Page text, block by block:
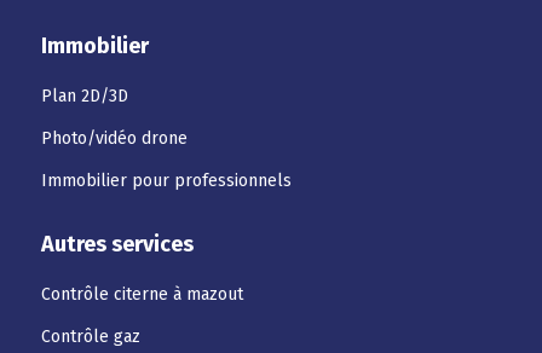
Immobilier
Plan 2D/3D
Photo/vidéo drone
Immobilier pour professionnels
Autres services
Contrôle citerne à mazout
Contrôle gaz